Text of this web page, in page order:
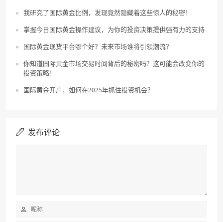
我研究了国际黄金比例，发现竟然隐藏着这些惊人的秘密！
掌握今日国际黄金操作建议，为你的投资决策提供强有力的支持
国际黄金现货平台哪个好？未来市场谁将引领潮流？
你知道国际黄金市场交易时间背后的秘密吗？这可能会改变你的
投资策略！
国际黄金开户，如何在2025年抓住投资机会？
发布评论